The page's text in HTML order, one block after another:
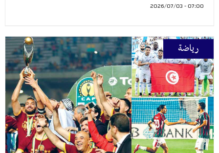
07:00 - 2026/07/03
رياضة